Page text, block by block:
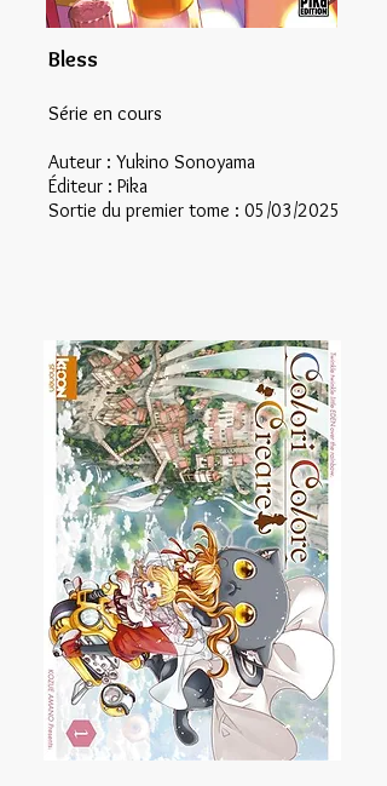
Bless
Série en cours
Auteur : Yukino Sonoyama
Éditeur : Pika
Sortie du premier tome : 05/03/2025